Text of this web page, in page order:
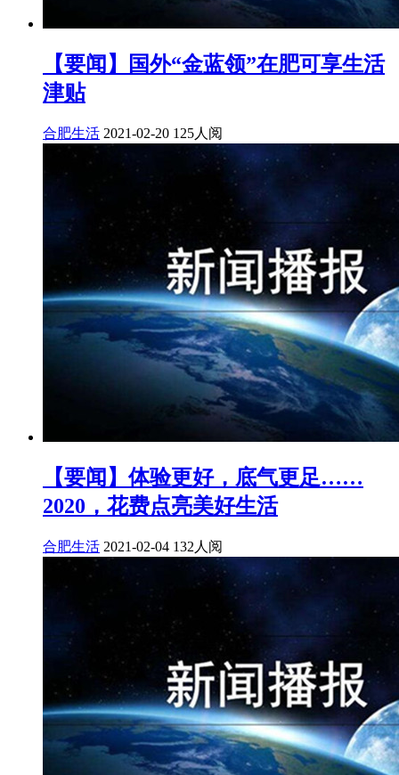
【要闻】国外“金蓝领”在肥可享生活
津贴
合肥生活 2021-02-20 125人阅
【要闻】体验更好，底气更足……
2020，花费点亮美好生活
合肥生活 2021-02-04 132人阅